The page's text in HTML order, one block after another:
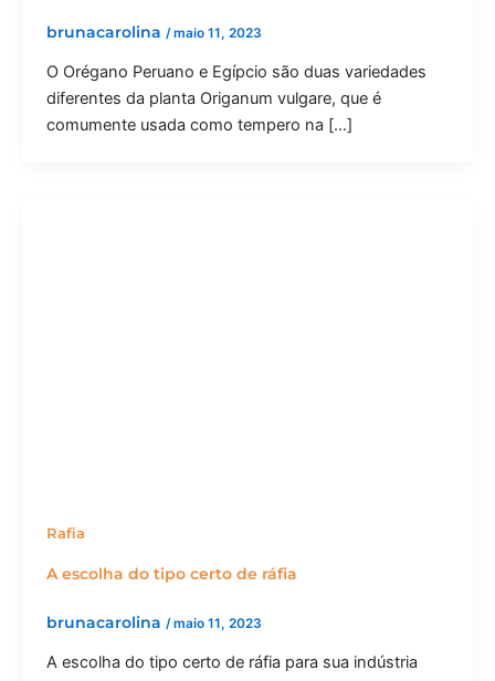
brunacarolina /maio 11, 2023
O Orégano Peruano e Egípcio são duas variedades
diferentes da planta Origanum vulgare, que é
comumente usada como tempero na […]
Rafia
A escolha do tipo certo de ráfia
brunacarolina /maio 11, 2023
A escolha do tipo certo de ráfia para sua indústria